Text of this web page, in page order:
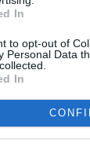
In
to opt-out of
Personal Data
In
nous,